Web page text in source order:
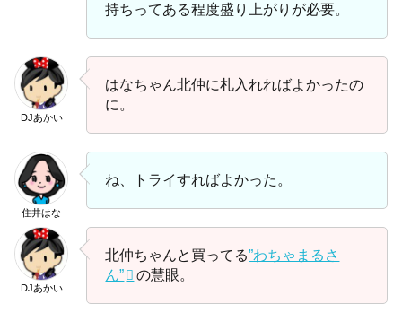
持ちってある程度盛り上がりが必要。
DJあかい
はなちゃん北仲に札入れればよかったの
に。
住井はな
ね、トライすればよかった。
DJあかい
北仲ちゃんと買ってる”わちゃまるさ
ん”
の慧眼。